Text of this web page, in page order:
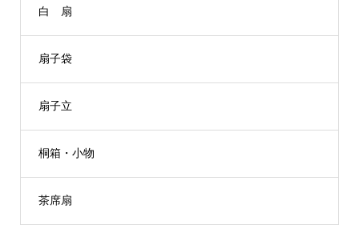
白 扇
扇子袋
扇子立
桐箱・小物
茶席扇